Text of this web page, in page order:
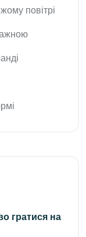
повітрі
гратися на